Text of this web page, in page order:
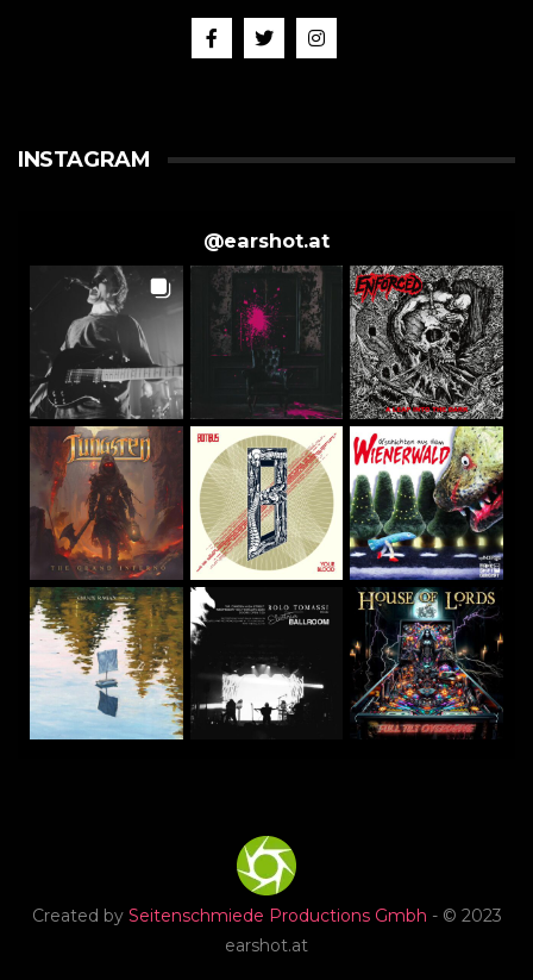
INSTAGRAM
@earshot.at
Created by Seitenschmiede Productions Gmbh - © 2023
earshot.at